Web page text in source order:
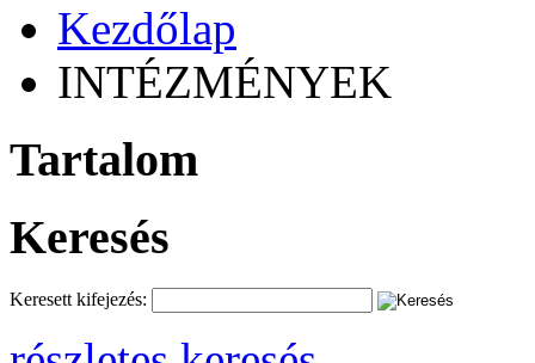
Kezdőlap
INTÉZMÉNYEK
Tartalom
Keresés
Keresett kifejezés: